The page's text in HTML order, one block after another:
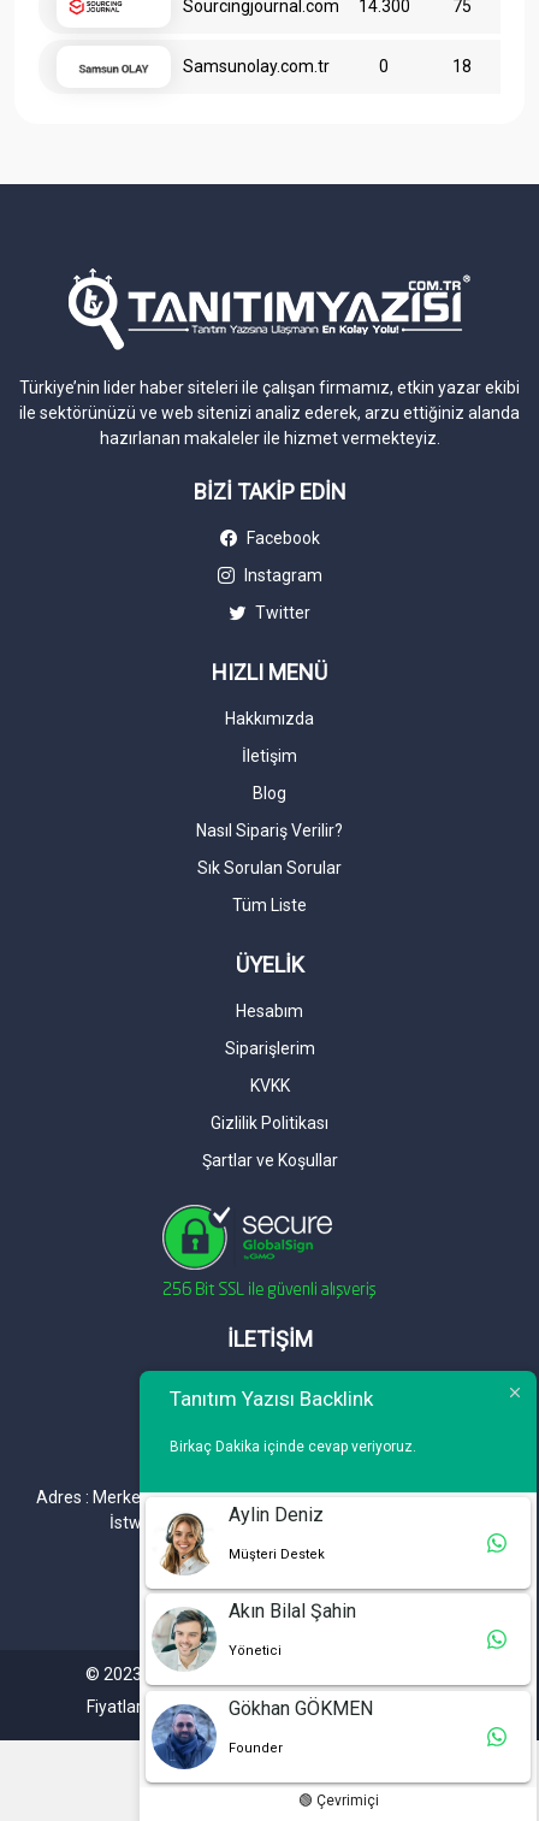
Sourcingjournal.com 14.300 75
Samsunolay.com.tr 0 18
Türkiye’nin lider haber siteleri ile çalışan firmamız, etkin yazar ekibi
ile sektörünüzü ve web sitenizi analiz ederek, arzu ettiğiniz alanda
hazırlanan makaleler ile hizmet vermekteyiz.
BİZİ TAKİP EDİN
Facebook
Instagram
Twitter
HIZLI MENÜ
Hakkımızda
İletişim
Blog
Nasıl Sipariş Verilir?
Sık Sorulan Sorular
Tüm Liste
ÜYELİK
Hesabım
Siparişlerim
KVKK
Gizlilik Politikası
Şartlar ve Koşullar
İLETİŞİM
info@tanitimyazisi.com.tr
Adres : Merkez Mh. DeğirmenBahçe Cd. A1 A Blok D : 19 Kat :1
İstwest Rezidans Bahçelievler / İSTANBUL
© 2023. Tüm hakları saklıdır. Tanitimyazisi.com.tr
Fiyatlarımıza %20 KDV Dahil Değildir.
Tanıtım Yazısı Backlink
Birkaç Dakika içinde cevap veriyoruz.
Aylin Deniz
Müşteri Destek
Akın Bilal Şahin
Yönetici
Gökhan GÖKMEN
Founder
🟢 Çevrimiçi